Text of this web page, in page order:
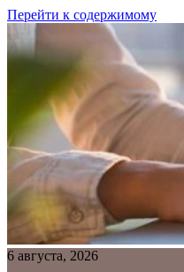
Перейти к содержимому
6 августа, 2026